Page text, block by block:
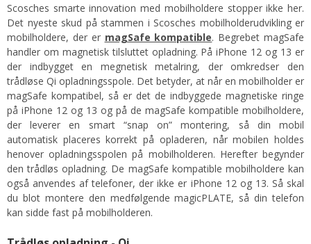
Scosches smarte innovation med mobilholdere stopper ikke her.
Det nyeste skud på stammen i Scosches mobilholderudvikling er
mobilholdere, der er magSafe kompatible. Begrebet magSafe
handler om magnetisk tilsluttet opladning. På iPhone 12 og 13 er
der indbygget en megnetisk metalring, der omkredser den
trådløse Qi opladningsspole. Det betyder, at når en mobilholder er
magSafe kompatibel, så er det de indbyggede magnetiske ringe
på iPhone 12 og 13 og på de magSafe kompatible mobilholdere,
der leverer en smart “snap on” montering, så din mobil
automatisk placeres korrekt på opladeren, når mobilen holdes
henover opladningsspolen på mobilholderen. Herefter begynder
den trådløs opladning. De magSafe kompatible mobilholdere kan
også anvendes af telefoner, der ikke er iPhone 12 og 13. Så skal
du blot montere den medfølgende magicPLATE, så din telefon
kan sidde fast på mobilholderen.